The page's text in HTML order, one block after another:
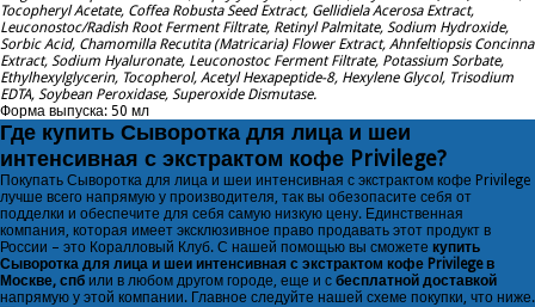
Tocopheryl Acetate, Coffea Robusta Seed Extract, Gellidiela Acerosa Extract,
Leuconostoc/Radish Root Ferment Filtrate, Retinyl Palmitate, Sodium Hydroxide,
Sorbic Acid, Chamomilla Recutita (Matricaria) Flower Extract, Ahnfeltiopsis Concinna
Extract, Sodium Hyaluronate, Leuconostoc Ferment Filtrate, Potassium Sorbate,
Ethylhexylglycerin, Tocopherol, Acetyl Hexapeptide-8, Hexylene Glycol, Trisodium
EDTA, Soybean Peroxidase, Superoxide Dismutase.
Форма выпуска: 50 мл
Где купить Сыворотка для лица и шеи
интенсивная с экстрактом кофе Privilege?
Покупать Сыворотка для лица и шеи интенсивная с экстрактом кофе Privilege
лучше всего напрямую у производителя, так вы обезопасите себя от
подделки и обеспечите для себя самую низкую цену. Единственная
компания, которая имеет эксклюзивное право продавать этот продукт в
России – это Коралловый Клуб. С нашей помощью вы сможете купить
Сыворотка для лица и шеи интенсивная с экстрактом кофе Privilege в
Москве, спб или в любом другом городе, еще и с бесплатной доставкой
напрямую у этой компании. Главное следуйте нашей схеме покупки, что ниже.